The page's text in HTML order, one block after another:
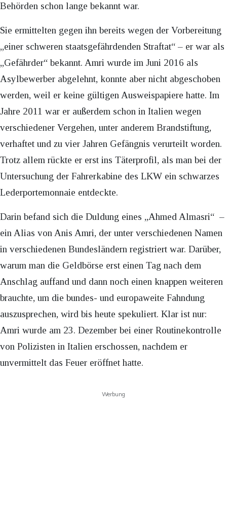
Behörden schon lange bekannt war.
Sie ermittelten gegen ihn bereits wegen der Vorbereitung
„einer schweren staatsgefährdenden Straftat“ – er war als
„Gefährder“ bekannt. Amri wurde im Juni 2016 als
Asylbewerber abgelehnt, konnte aber nicht abgeschoben
werden, weil er keine gültigen Ausweispapiere hatte. Im
Jahre 2011 war er außerdem schon in Italien wegen
verschiedener Vergehen, unter anderem Brandstiftung,
verhaftet und zu vier Jahren Gefängnis verurteilt worden.
Trotz allem rückte er erst ins Täterprofil, als man bei der
Untersuchung der Fahrerkabine des LKW ein schwarzes
Lederportemonnaie entdeckte.
Darin befand sich die Duldung eines „Ahmed Almasri“ –
ein Alias von Anis Amri, der unter verschiedenen Namen
in verschiedenen Bundesländern registriert war. Darüber,
warum man die Geldbörse erst einen Tag nach dem
Anschlag auffand und dann noch einen knappen weiteren
brauchte, um die bundes- und europaweite Fahndung
auszusprechen, wird bis heute spekuliert. Klar ist nur:
Amri wurde am 23. Dezember bei einer Routinekontrolle
von Polizisten in Italien erschossen, nachdem er
unvermittelt das Feuer eröffnet hatte.
Werbung